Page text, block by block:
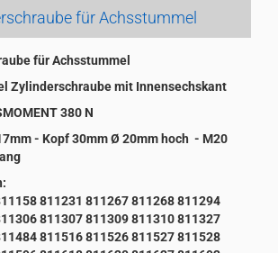
für Achsstummel
für Achsstummel
Zylinderschraube mit Innensechskant
380 N
- Kopf 30mm Ø 20mm hoch - M20
811231 811267 811268 811294
811307 811309 811310 811327
811516 811526 811527 811528